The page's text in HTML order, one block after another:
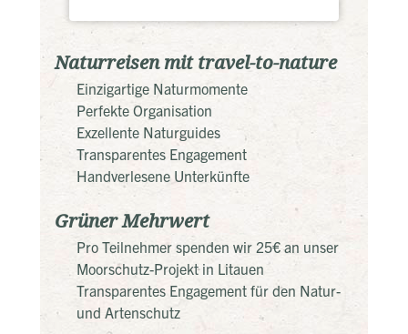
Naturreisen mit travel-to-nature
Einzigartige Naturmomente
Perfekte Organisation
Exzellente Naturguides
Transparentes Engagement
Handverlesene Unterkünfte
Grüner Mehrwert
Pro Teilnehmer spenden wir 25€ an unser
Moorschutz-Projekt in Litauen
Transparentes Engagement für den Natur-
und Artenschutz